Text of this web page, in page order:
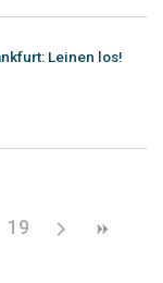
Leinen los!
19